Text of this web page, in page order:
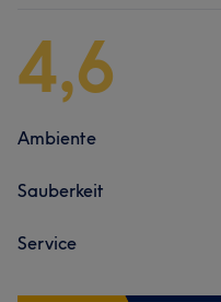
4,6
Ambiente
Sauberkeit
Service